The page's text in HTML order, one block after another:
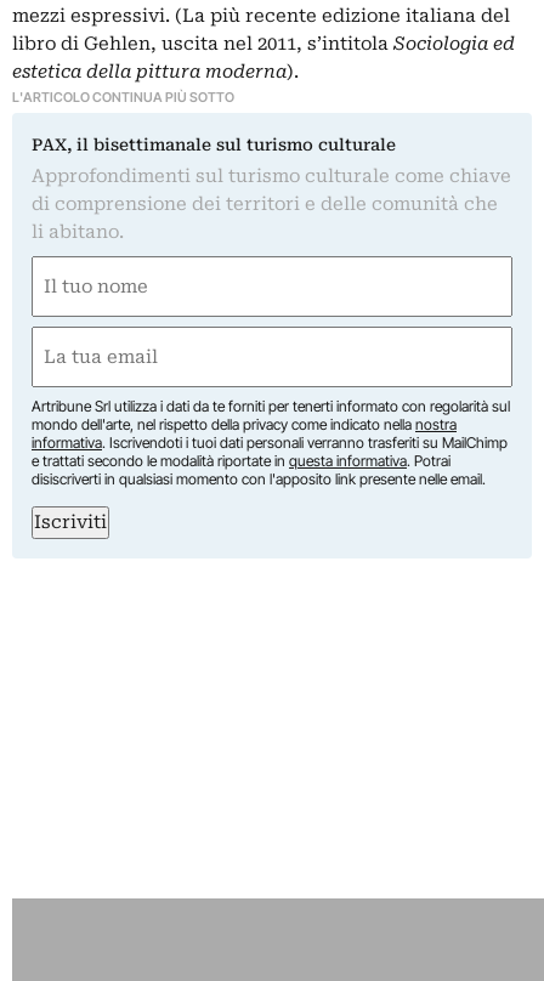
mezzi espressivi. (La più recente edizione italiana del
libro di Gehlen, uscita nel 2011, s’intitola Sociologia ed
estetica della pittura moderna).
L'ARTICOLO CONTINUA PIÙ SOTTO
PAX, il bisettimanale sul turismo culturale
Approfondimenti sul turismo culturale come chiave
di comprensione dei territori e delle comunità che
li abitano.
(Required)
First
(Required)
Artribune Srl utilizza i dati da te forniti per tenerti informato con regolarità sul
mondo dell'arte, nel rispetto della privacy come indicato nella nostra
informativa. Iscrivendoti i tuoi dati personali verranno trasferiti su MailChimp
e trattati secondo le modalità riportate in questa informativa. Potrai
disiscriverti in qualsiasi momento con l'apposito link presente nelle email.
Iscriviti